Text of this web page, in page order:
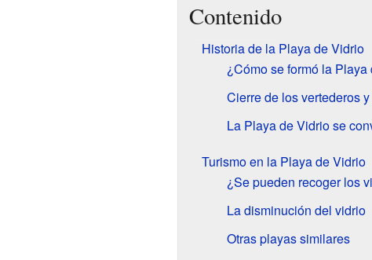
Contenido
Historia de la Playa de Vidrio
¿Cómo se formó la Playa
Cierre de los vertederos
La Playa de Vidrio se
Turismo en la Playa de Vidrio
¿Se pueden recoger los
La disminución del vidrio
Otras playas similares